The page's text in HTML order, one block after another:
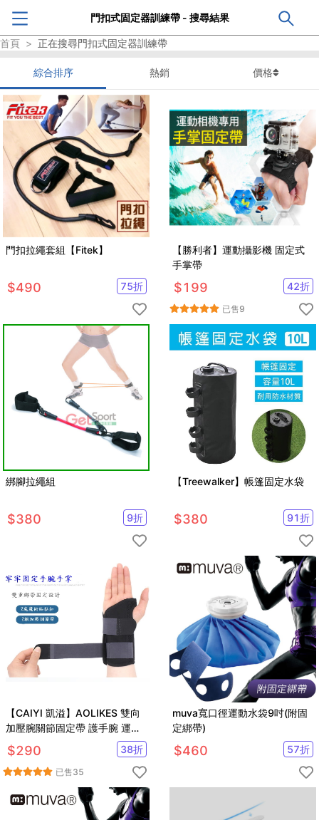
門扣式固定器訓練帶 - 搜尋結果
首頁 > 正在搜尋門扣式固定器訓練帶
綜合排序 熱銷 價格
門扣拉繩套組【Fitek】
$490 75折
【勝利者】運動攝影機 固定式
手掌帶
$199 42折
已售9
綁腳拉繩組
$380 9折
【Treewalker】帳篷固定水袋
$380 91折
【CAIYI 凱溢】AOLIKES 雙向
加壓腕關節固定帶 護手腕 運動
護具
$290 38折
已售35
muva寬口徑運動水袋9吋(附固
定綁帶)
$460 57折